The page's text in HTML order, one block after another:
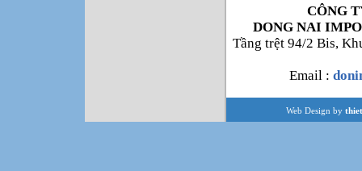
CÔNG
DONG NAI
Tầng trệt 94/2 Bis,
Email :
Web Design by